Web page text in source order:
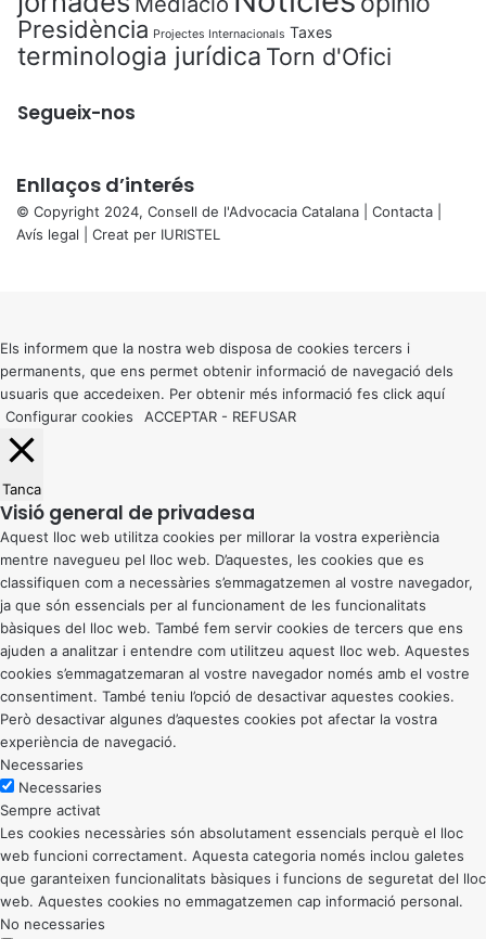
Presidència Projectes Internacionals Taxes
terminologia jurídica Torn d'Ofici
Segueix-nos
Enllaços d’interés
© Copyright 2024, Consell de l'Advocacia Catalana | Contacta
Avís legal | Creat per IURISTEL
button
Els informem que la nostra web disposa de cookies tercers i
permanents, que ens permet obtenir informació de navegació dels
usuaris que accedeixen. Per obtenir més informació fes click aquí
Configurar cookies
ACCEPTAR - REFUSAR
Tanca
Visió general de privadesa
Aquest lloc web utilitza cookies per millorar la vostra experiència
mentre navegueu pel lloc web. D’aquestes, les cookies que es
classifiquen com a necessàries s’emmagatzemen al vostre navegador,
ja que són essencials per al funcionament de les funcionalitats
bàsiques del lloc web. També fem servir cookies de tercers que ens
ajuden a analitzar i entendre com utilitzeu aquest lloc web. Aquestes
cookies s’emmagatzemaran al vostre navegador només amb el vostre
consentiment. També teniu l’opció de desactivar aquestes cookies.
Però desactivar algunes d’aquestes cookies pot afectar la vostra
experiència de navegació.
Necessaries
Necessaries
Sempre activat
Les cookies necessàries són absolutament essencials perquè el lloc
web funcioni correctament. Aquesta categoria només inclou galetes
que garanteixen funcionalitats bàsiques i funcions de seguretat del lloc
web. Aquestes cookies no emmagatzemen cap informació personal.
No necessaries